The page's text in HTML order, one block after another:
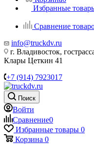
Избранные
Сравнение
info@truckdv.ru
г. Владивосток,
Клары Цеткин 41
+7 (914) 7923017
Поиск
Войти
Сравнение0
Избранные товары 0
Корзина 0